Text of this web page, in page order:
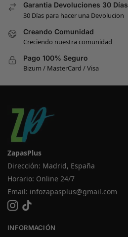
Garantia Devoluciones 30 Días
30 Días para hacer una Devolucion
Creando Comunidad
Creciendo nuestra comunidad
Pago 100% Seguro
Bizum / MasterCard / Visa
ZapasPlus
Dirección: Madrid, España
Horario: Online 24/7
Email: infozapasplus@gmail.com
INFORMACIÓN